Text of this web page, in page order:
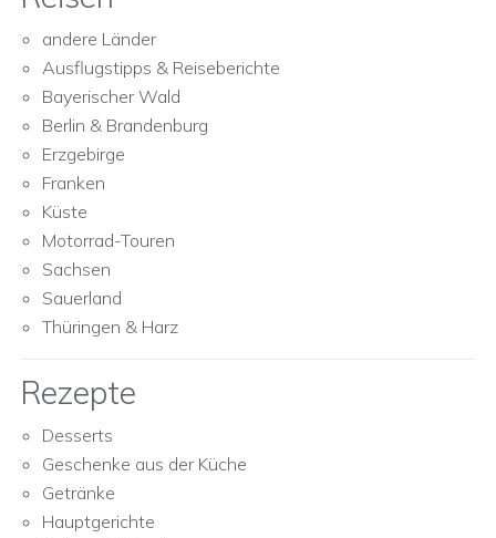
andere Länder
Ausflugstipps & Reiseberichte
Bayerischer Wald
Berlin & Brandenburg
Erzgebirge
Franken
Küste
Motorrad-Touren
Sachsen
Sauerland
Thüringen & Harz
Rezepte
Desserts
Geschenke aus der Küche
Getränke
Hauptgerichte